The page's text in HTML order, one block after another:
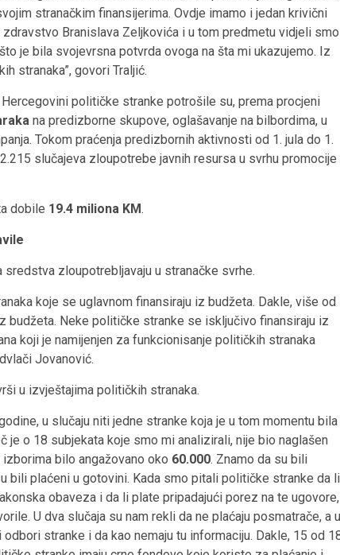
stranačkim finansijerima. Ovdje imamo i jedan krivični
Branislava Zeljkovića i u tom predmetu vidjeli smo
je bila svojevrsna potvrda ovoga na šta mi ukazujemo. Iz
stranaka”, govori Traljić.
političke stranke potrošile su, prema procjeni
na predizborne skupove, oglašavanje na bilbordima, u
Tokom praćenja predizbornih aktivnosti od 1. jula do 1.
slučajeva zloupotrebe javnih resursa u svrhu promocije
dobile 19.4 miliona KM.
zloupotrebljavaju u stranačke svrhe.
koje se uglavnom finansiraju iz budžeta. Dakle, više od
Neke političke stranke se isključivo finansiraju iz
koji je namijenjen za funkcionisanje političkih stranaka
Jovanović.
u izvještajima političkih stranaka.
u slučaju niti jedne stranke koja je u tom momentu bila
o 18 subjekata koje smo mi analizirali, nije bio naglašen
bilo angažovano oko 60.000. Znamo da su bili
bili plaćeni u gotovini. Kada smo pitali političke stranke da li
obaveza i da li plate pripadajući porez na te ugovore,
U dva slučaja su nam rekli da ne plaćaju posmatrače, a u
stranke i da kao nemaju tu informaciju. Dakle, 15 od